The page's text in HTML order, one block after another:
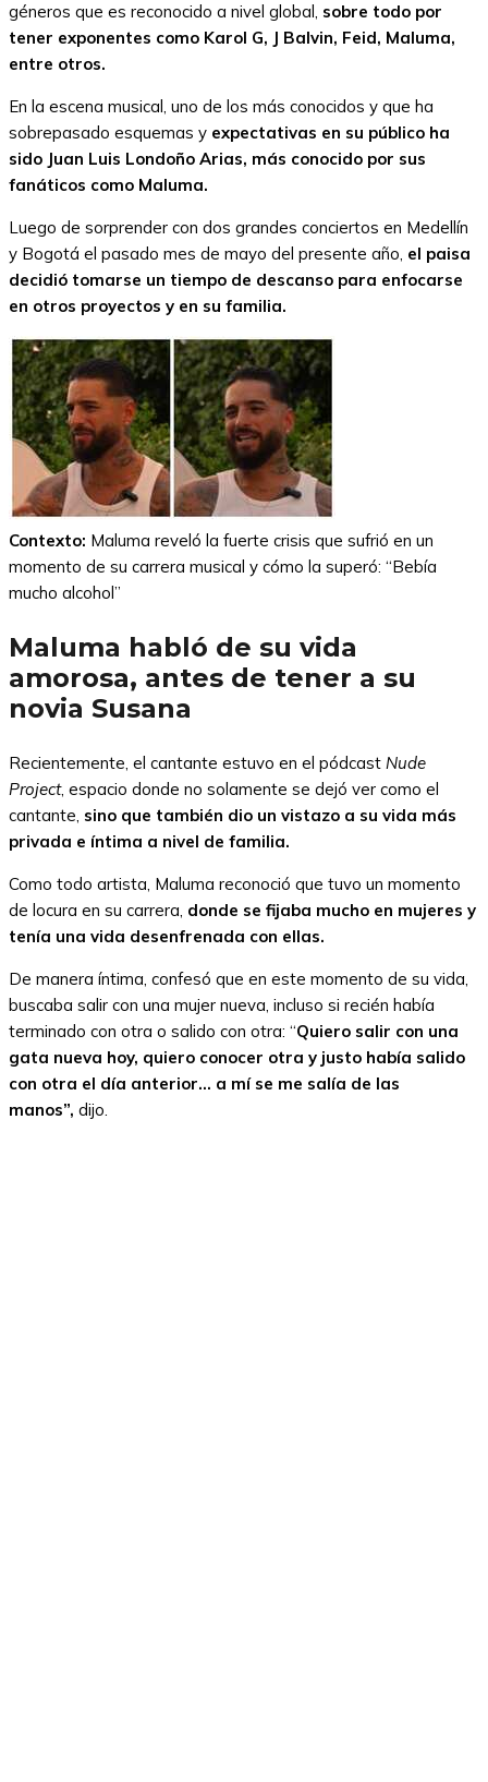
géneros que es reconocido a nivel global, sobre todo por
tener exponentes como Karol G, J Balvin, Feid, Maluma,
entre otros.
En la escena musical, uno de los más conocidos y que ha
sobrepasado esquemas y expectativas en su público ha
sido Juan Luis Londoño Arias, más conocido por sus
fanáticos como Maluma.
Luego de sorprender con dos grandes conciertos en Medellín
y Bogotá el pasado mes de mayo del presente año, el paisa
decidió tomarse un tiempo de descanso para enfocarse
en otros proyectos y en su familia.
Contexto: Maluma reveló la fuerte crisis que sufrió en un
momento de su carrera musical y cómo la superó: “Bebía
mucho alcohol”
Maluma habló de su vida
amorosa, antes de tener a su
novia Susana
Recientemente, el cantante estuvo en el pódcast Nude
Project, espacio donde no solamente se dejó ver como el
cantante, sino que también dio un vistazo a su vida más
privada e íntima a nivel de familia.
Como todo artista, Maluma reconoció que tuvo un momento
de locura en su carrera, donde se fijaba mucho en mujeres y
tenía una vida desenfrenada con ellas.
De manera íntima, confesó que en este momento de su vida,
buscaba salir con una mujer nueva, incluso si recién había
terminado con otra o salido con otra: “Quiero salir con una
gata nueva hoy, quiero conocer otra y justo había salido
con otra el día anterior… a mí se me salía de las
manos”, dijo.